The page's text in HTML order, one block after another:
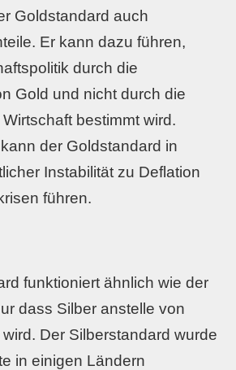
Goldstandard auch
Er kann dazu führen,
durch die
Gold und nicht durch die
bestimmt wird.
der Goldstandard in
Instabilität zu Deflation
führen.
funktioniert ähnlich wie der
dass Silber anstelle von
Der Silberstandard wurde
in einigen Ländern